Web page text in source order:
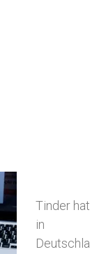
Tinder hat
in
Deutschla